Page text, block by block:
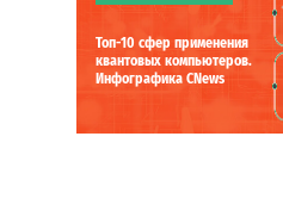
Топ-10 сфер применения
квантовых компьютеров.
Инфографика CNews